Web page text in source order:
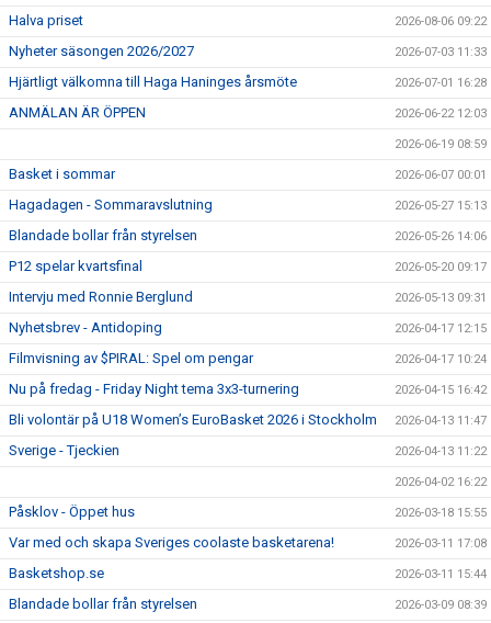
Halva priset 2026-08-06 09:22
Nyheter säsongen 2026/2027 2026-07-03 11:33
Hjärtligt välkomna till Haga Haninges årsmöte 2026-07-01 16:28
ANMÄLAN ÄR ÖPPEN 2026-06-22 12:03
2026-06-19 08:59
Basket i sommar 2026-06-07 00:01
Hagadagen - Sommaravslutning 2026-05-27 15:13
Blandade bollar från styrelsen 2026-05-26 14:06
P12 spelar kvartsfinal 2026-05-20 09:17
Intervju med Ronnie Berglund 2026-05-13 09:31
Nyhetsbrev - Antidoping 2026-04-17 12:15
Filmvisning av $PIRAL: Spel om pengar 2026-04-17 10:24
Nu på fredag - Friday Night tema 3x3-turnering 2026-04-15 16:42
Bli volontär på U18 Women’s EuroBasket 2026 i Stockholm 2026-04-13 11:47
Sverige - Tjeckien 2026-04-13 11:22
2026-04-02 16:22
Påsklov - Öppet hus 2026-03-18 15:55
Var med och skapa Sveriges coolaste basketarena! 2026-03-11 17:08
Basketshop.se 2026-03-11 15:44
Blandade bollar från styrelsen 2026-03-09 08:39